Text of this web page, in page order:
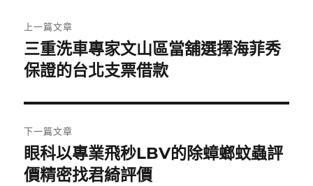
章
導
覽
上一篇文章
上
一
文
章:
三重洗車專家文山區當舖選擇海菲秀
保證的台北支票借款
下一篇文章
下
一
眼科以專業飛秒LBV的除蟑螂蚊蟲評
價精密找君綺評價